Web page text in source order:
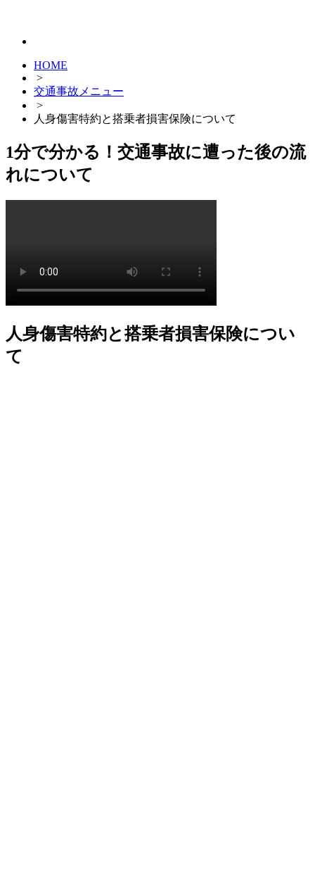
HOME
>
交通事故メニュー
>
人身傷害特約と搭乗者損害保険について
1分で分かる！交通事故に遭った後の流
れについて
人身傷害特約と搭乗者損害保険につい
て